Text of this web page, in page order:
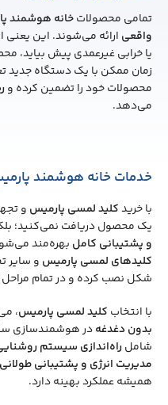
تمامی محصولاتخانه هوشمند
واقعی ارائه می‌شوند. این یعنی
یا خرابی غیرعمدی پیش بیاید،
زمان ممکن با یک دستگاه
محصولات خود را تضمین کرده و
می‌دهد.
خدمات خانه هوشمند
با خریدکلید لمسی پارمیس و
یک محصول دریافت نمی‌کنید؛
و پشتیبانی کامل بهره‌مند
کلیدهای لمسی پارمیس و سایر
شکل نصب کرده و در تمام مراحل
با انتخاب کلید لمسی پارمیس،
بدون دغدغهدر هوشمندسازی
شاملراه‌اندازی سیستم
مدیریت انرژی و پشتیبانی
همیشه عملکرد بهینه دارد.